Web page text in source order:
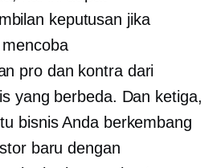
keputusan jika
pro dan kontra dari
yang berbeda. Dan ketiga,
bisnis Anda berkembang
baru dengan